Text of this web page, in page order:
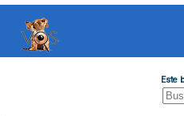
Este